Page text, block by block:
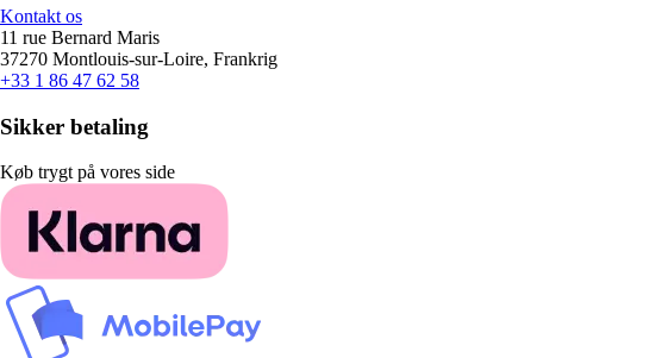
Kontakt os
11 rue Bernard Maris
37270 Montlouis-sur-Loire, Frankrig
+33 1 86 47 62 58
Sikker betaling
Køb trygt på vores side